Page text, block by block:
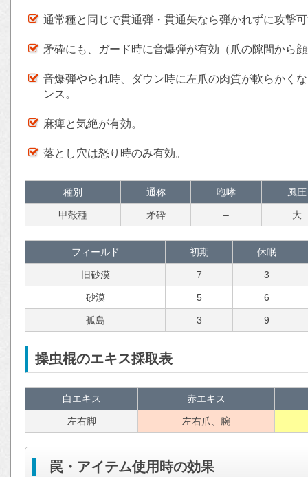
通常種と同じで貫通弾・貫通矢なら弾かれずに攻撃
矛砕にも、ガード時に音爆弾が有効（爪の隙間から
音爆弾やられ時、ダウン時に左爪の肉質が軟らかく
ンス。
麻痺と気絶が有効。
落とし穴は怒り時のみ有効。
種別 通称 咆哮 風圧
甲殻種 矛砕 – 大
フィールド 初期 休眠
旧砂漠 7 3
砂漠 5 6
孤島 3 9
操虫棍のエキス採取表
白エキス 赤エキス
左右脚 左右爪、腕
罠・アイテム使用時の効果